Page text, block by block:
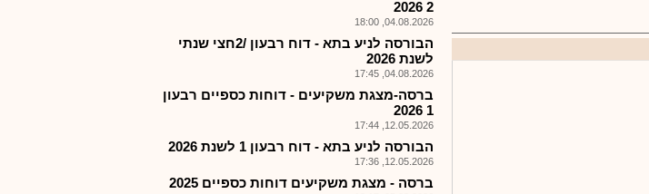
2 2026
04.08.2026, 18:00
הבורסה לניע בתא - דוח רבעון /2חצי שנתי
לשנת 2026
04.08.2026, 17:45
ברסה-מצגת משקיעים - דוחות כספיים רבעון
1 2026
12.05.2026, 17:44
הבורסה לניע בתא - דוח רבעון 1 לשנת 2026
12.05.2026, 17:36
ברסה - מצגת משקיעים דוחות כספיים 2025